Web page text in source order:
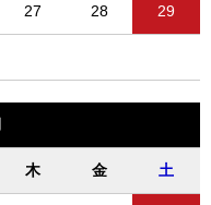
27 28 29
木 金 土